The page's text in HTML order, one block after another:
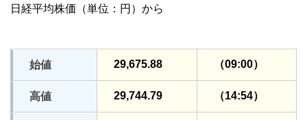
日経平均株価（単位：円）から
始値 29,675.88 （09:00）
高値 29,744.79 （14:54）